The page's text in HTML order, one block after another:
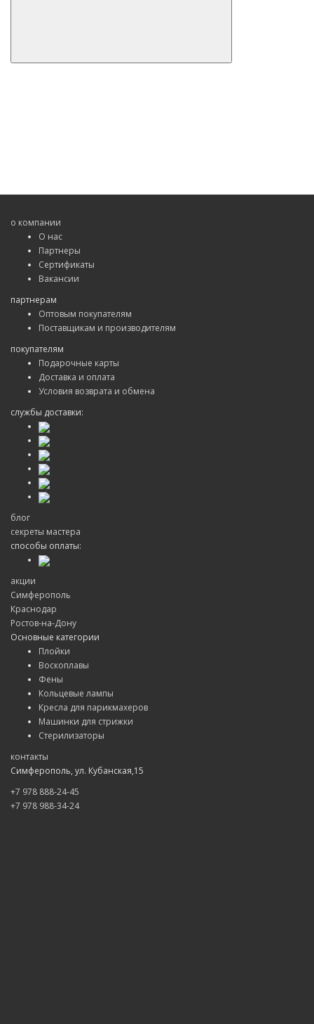
о компании
О нас
Партнеры
Сертификаты
Вакансии
партнерам
Оптовым покупателям
Поставщикам и производителям
покупателям
Подарочные карты
Доставка и оплата
Условия возврата и обмена
службы доставки:
блог
секреты мастера
способы оплаты:
акции
Симферополь
Краснодар
Ростов-на-Дону
Основные категории
Плойки
Воскоплавы
Фены
Кольцевые лампы
Кресла для парикмахеров
Машинки для стрижки
Стерилизаторы
контакты
Симферополь, ул. Кубанская,15
+7 978 888-24-45
+7 978 988-34-24